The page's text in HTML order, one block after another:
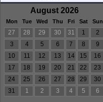
August 2026
Mon Tue Wed Thu Fri Sat Sun
27 28 29 30 31 1
2
3
4 5 6 7 8
9
10
11 12 13 14 15
16
17
18 19 20 21 22
23
24
25 26 27 28 29
30
31
1 2 3 4 5 6